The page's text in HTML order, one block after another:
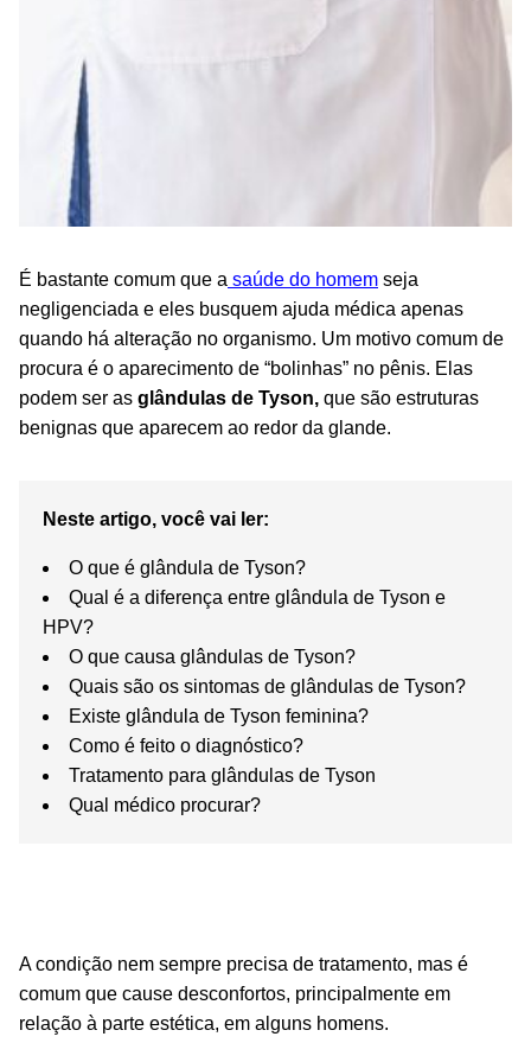
É bastante comum que a saúde do homem seja
negligenciada e eles busquem ajuda médica apenas
quando há alteração no organismo. Um motivo comum de
procura é o aparecimento de “bolinhas” no pênis. Elas
podem ser as glândulas de Tyson, que são estruturas
benignas que aparecem ao redor da glande.
Neste artigo, você vai ler:
O que é glândula de Tyson?
Qual é a diferença entre glândula de Tyson e
HPV?
O que causa glândulas de Tyson?
Quais são os sintomas de glândulas de Tyson?
Existe glândula de Tyson feminina?
Como é feito o diagnóstico?
Tratamento para glândulas de Tyson
Qual médico procurar?
A condição nem sempre precisa de tratamento, mas é
comum que cause desconfortos, principalmente em
relação à parte estética, em alguns homens.